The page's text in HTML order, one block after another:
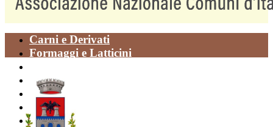
Carni e Derivati
Formaggi e Latticini
Paste Alimentari
Piatti della Tradizione
Prodotti da Forno
Vegetali